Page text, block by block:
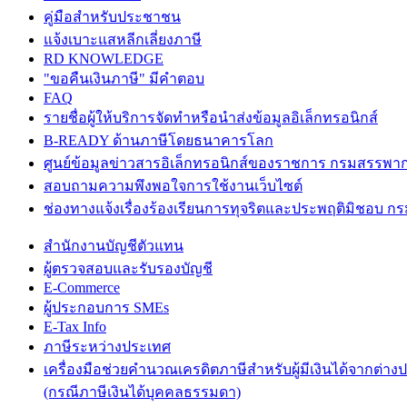
คู่มือสำหรับประชาชน
แจ้งเบาะแสหลีกเลี่ยงภาษี
RD KNOWLEDGE
"ขอคืนเงินภาษี" มีคำตอบ
FAQ
รายชื่อผู้ให้บริการจัดทำหรือนำส่งข้อมูลอิเล็กทรอนิกส์
B-READY ด้านภาษีโดยธนาคารโลก
ศูนย์ข้อมูลข่าวสารอิเล็กทรอนิกส์ของราชการ กรมสรรพา
สอบถามความพึงพอใจการใช้งานเว็บไซต์
ช่องทางแจ้งเรื่องร้องเรียนการทุจริตและประพฤติมิชอบ ก
สำนักงานบัญชีตัวแทน
ผู้ตรวจสอบและรับรองบัญชี
E-Commerce
ผู้ประกอบการ SMEs
E-Tax Info
ภาษีระหว่างประเทศ
เครื่องมือช่วยคำนวณเครดิตภาษีสำหรับผู้มีเงินได้จากต่าง
(กรณีภาษีเงินได้บุคคลธรรมดา)